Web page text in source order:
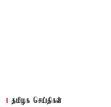
தமிழக செய்திகள்